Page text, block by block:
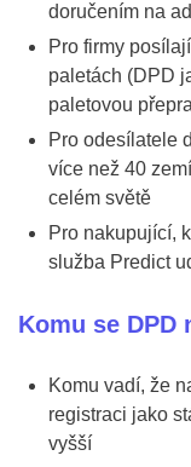
doručením na
Pro firmy
paletách (DPD
paletovou
Pro odesílatele
více než 40
celém světě
Pro nakupující,
služba Predict
Komu se DPD
Komu vadí, že
registraci jako
vyšší